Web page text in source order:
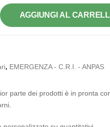
AGGIUNGI AL
, EMERGENZA - C.R.I. - ANPAS
parte dei prodotti è in pronta